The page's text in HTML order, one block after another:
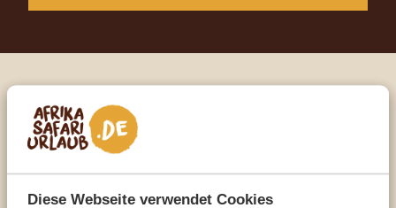
Diese Webseite verwendet Cookies
Sprechen Sie mit einem
Reiseberater